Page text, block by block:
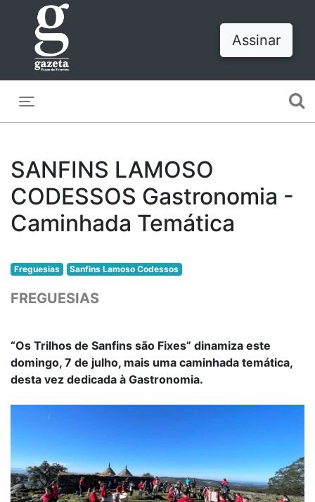
Assinar
SANFINS LAMOSO
CODESSOS Gastronomia -
Caminhada Temática
Freguesias Sanfins Lamoso Codessos
FREGUESIAS
“Os Trilhos de Sanfins são Fixes” dinamiza este
domingo, 7 de julho, mais uma caminhada temática,
desta vez dedicada à Gastronomia.